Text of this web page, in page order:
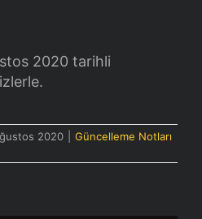
2020 tarihli
2020
Güncelleme Notları